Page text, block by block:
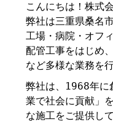
こんにちは！株式
弊社は三重県桑名
工場・病院・オフ
配管工事をはじめ
など多様な業務を
弊社は、1968年に
業で社会に貢献」
な施工をご提供し